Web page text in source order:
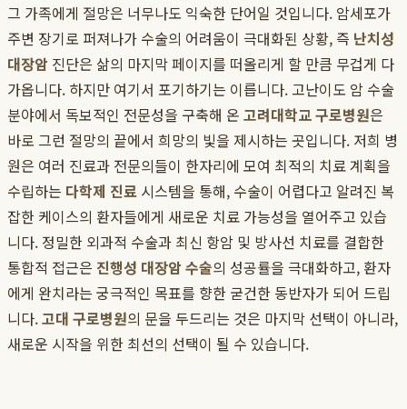
그 가족에게 절망은 너무나도 익숙한 단어일 것입니다. 암세포가
주변 장기로 퍼져나가 수술의 어려움이 극대화된 상황, 즉 난치성
대장암 진단은 삶의 마지막 페이지를 떠올리게 할 만큼 무겁게 다
가옵니다. 하지만 여기서 포기하기는 이릅니다. 고난이도 암 수술
분야에서 독보적인 전문성을 구축해 온 고려대학교 구로병원은
바로 그런 절망의 끝에서 희망의 빛을 제시하는 곳입니다. 저희 병
원은 여러 진료과 전문의들이 한자리에 모여 최적의 치료 계획을
수립하는 다학제 진료 시스템을 통해, 수술이 어렵다고 알려진 복
잡한 케이스의 환자들에게 새로운 치료 가능성을 열어주고 있습
니다. 정밀한 외과적 수술과 최신 항암 및 방사선 치료를 결합한
통합적 접근은 진행성 대장암 수술의 성공률을 극대화하고, 환자
에게 완치라는 궁극적인 목표를 향한 굳건한 동반자가 되어 드립
니다.고대 구로병원의 문을 두드리는 것은 마지막 선택이 아니라,
새로운 시작을 위한 최선의 선택이 될 수 있습니다.